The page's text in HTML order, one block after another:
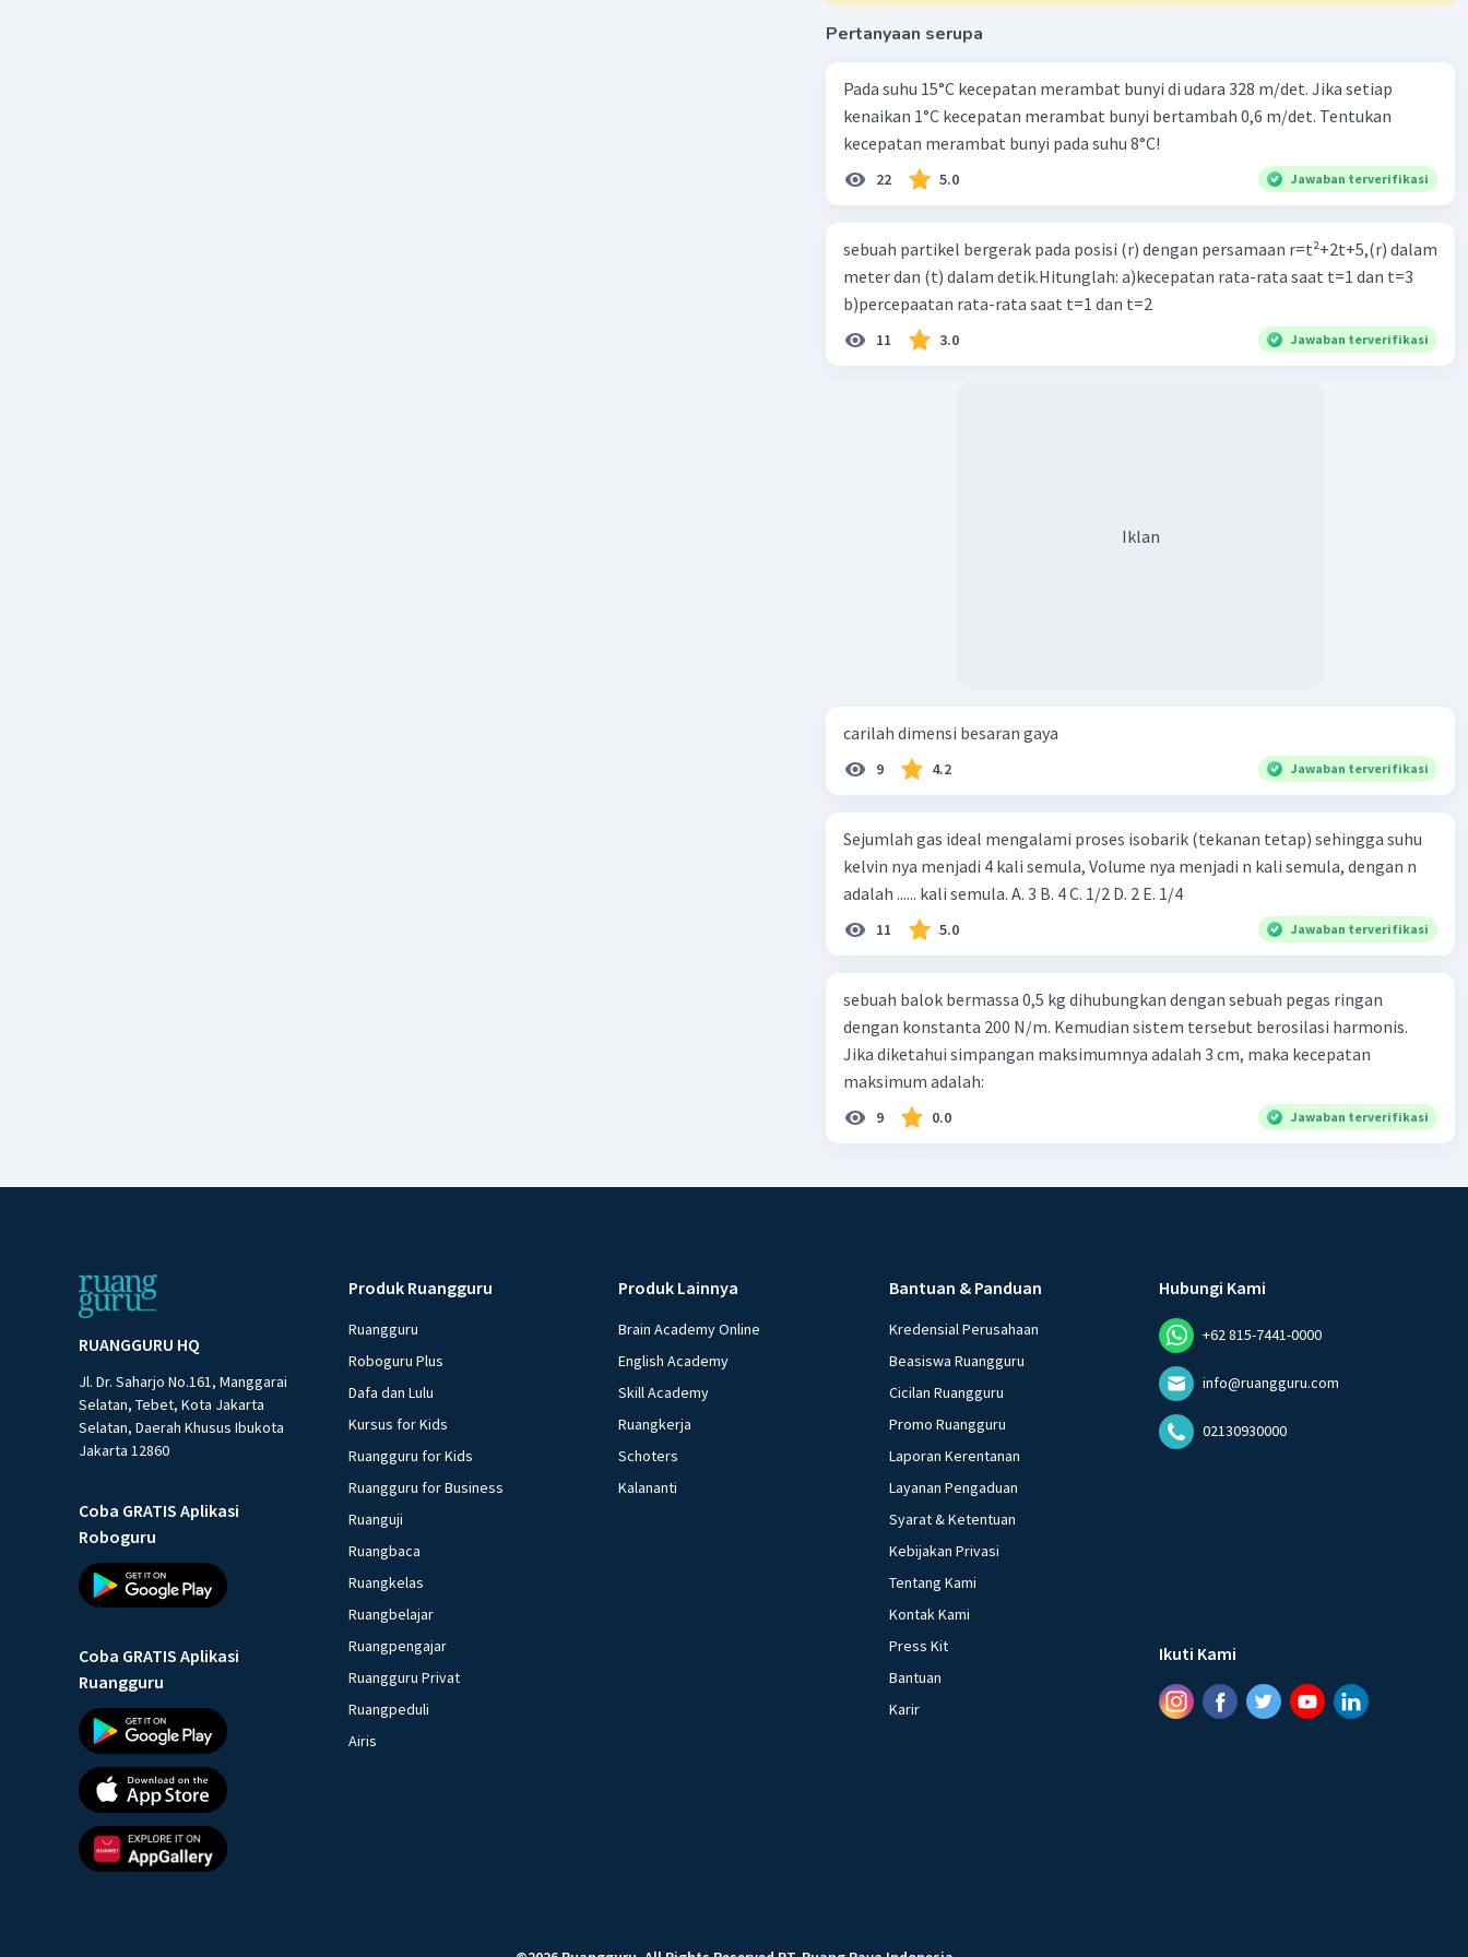
Pertanyaan serupa
Pada suhu 15°C kecepatan merambat bunyi di udara 328 m/det. Jika setiap
kenaikan 1°C kecepatan merambat bunyi bertambah 0,6 m/det. Tentukan
kecepatan merambat bunyi pada suhu 8°C!
22 5.0 Jawaban terverifikasi
sebuah partikel bergerak pada posisi (r) dengan persamaan r=t²+2t+5,(r) dalam
meter dan (t) dalam detik.Hitunglah: a)kecepatan rata-rata saat t=1 dan t=3
b)percepaatan rata-rata saat t=1 dan t=2
11 3.0 Jawaban terverifikasi
Iklan
carilah dimensi besaran gaya
9 4.2 Jawaban terverifikasi
Sejumlah gas ideal mengalami proses isobarik (tekanan tetap) sehingga suhu
kelvin nya menjadi 4 kali semula, Volume nya menjadi n kali semula, dengan n
adalah ...... kali semula. A. 3 B. 4 C. 1/2 D. 2 E. 1/4
11 5.0 Jawaban terverifikasi
sebuah balok bermassa 0,5 kg dihubungkan dengan sebuah pegas ringan
dengan konstanta 200 N/m. Kemudian sistem tersebut berosilasi harmonis.
Jika diketahui simpangan maksimumnya adalah 3 cm, maka kecepatan
maksimum adalah:
9 0.0 Jawaban terverifikasi
RUANGGURU HQ
Jl. Dr. Saharjo No.161, Manggarai
Selatan, Tebet, Kota Jakarta
Selatan, Daerah Khusus Ibukota
Jakarta 12860
Coba GRATIS Aplikasi
Roboguru
Coba GRATIS Aplikasi
Ruangguru
Produk Ruangguru
Ruangguru
Roboguru Plus
Dafa dan Lulu
Kursus for Kids
Ruangguru for Kids
Ruangguru for Business
Ruanguji
Ruangbaca
Ruangkelas
Ruangbelajar
Ruangpengajar
Ruangguru Privat
Ruangpeduli
Airis
Produk Lainnya
Brain Academy Online
English Academy
Skill Academy
Ruangkerja
Schoters
Kalananti
Bantuan & Panduan
Kredensial Perusahaan
Beasiswa Ruangguru
Cicilan Ruangguru
Promo Ruangguru
Laporan Kerentanan
Layanan Pengaduan
Syarat & Ketentuan
Kebijakan Privasi
Tentang Kami
Kontak Kami
Press Kit
Bantuan
Karir
Hubungi Kami
+62 815-7441-0000
info@ruangguru.com
02130930000
Ikuti Kami